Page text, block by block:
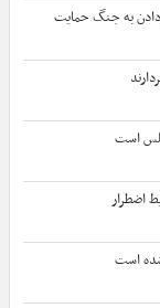
دادن به جنگ حمایت
است
اضطرار
شده است